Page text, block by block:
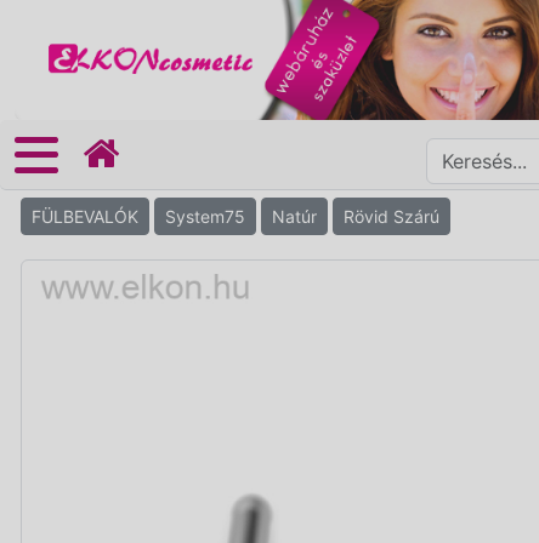
FÜLBEVALÓK System75 Natúr Rövid Szárú